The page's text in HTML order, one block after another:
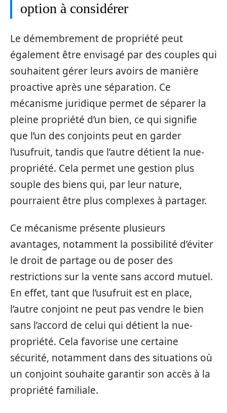
option à considérer
Le démembrement de propriété peut
également être envisagé par des couples qui
souhaitent gérer leurs avoirs de manière
proactive après une séparation. Ce
mécanisme juridique permet de séparer la
pleine propriété d’un bien, ce qui signifie
que l’un des conjoints peut en garder
l’usufruit, tandis que l’autre détient la nue-
propriété. Cela permet une gestion plus
souple des biens qui, par leur nature,
pourraient être plus complexes à partager.
Ce mécanisme présente plusieurs
avantages, notamment la possibilité d’éviter
le droit de partage ou de poser des
restrictions sur la vente sans accord mutuel.
En effet, tant que l’usufruit est en place,
l’autre conjoint ne peut pas vendre le bien
sans l’accord de celui qui détient la nue-
propriété. Cela favorise une certaine
sécurité, notamment dans des situations où
un conjoint souhaite garantir son accès à la
propriété familiale.